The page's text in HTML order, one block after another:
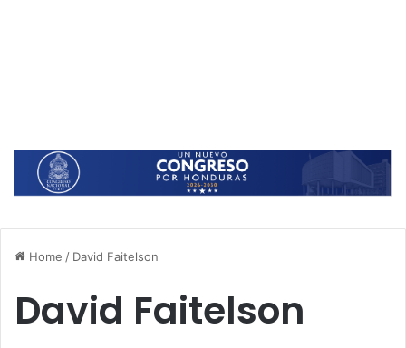
Home / David Faitelson
David Faitelson